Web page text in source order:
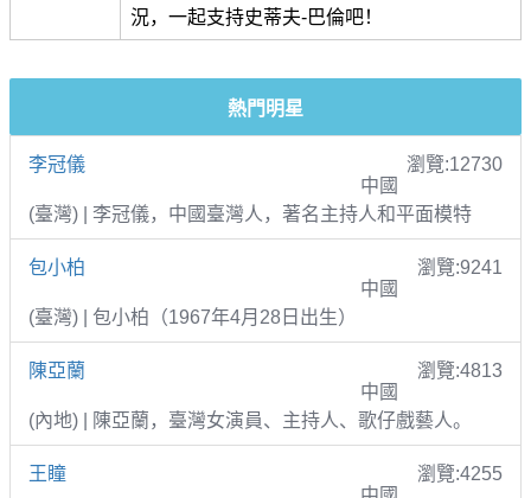
況，一起支持史蒂夫-巴倫吧！
熱門明星
李冠儀
瀏覽:12730
中國
(臺灣) | 李冠儀，中國臺灣人，著名主持人和平面模特
包小柏
瀏覽:9241
中國
(臺灣) | 包小柏（1967年4月28日出生）
陳亞蘭
瀏覽:4813
中國
(內地) | 陳亞蘭，臺灣女演員、主持人、歌仔戲藝人。
王瞳
瀏覽:4255